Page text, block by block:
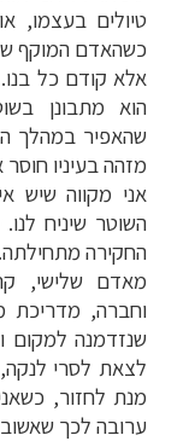
טיולים בעצמו,
כשהאדם המוקף
אלא קודם כל
הוא מתבונן
שהאפיר במהלך
מזהה בעיניו חוסר
אני מקווה שיש
השוטר שיניח
החקירה מתחילתה.
מאדם שלישי,
וחברה, מדריכת
שנזדמנה למקום
לצאת לסרי
מנת לחזור,
ערובה לכך